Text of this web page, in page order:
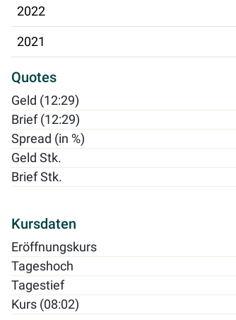
2022
2021
Quotes
Geld (12:29)
Brief (12:29)
Spread (in %)
Geld Stk.
Brief Stk.
Kursdaten
Eröffnungskurs
Tageshoch
Tagestief
Kurs (08:02)